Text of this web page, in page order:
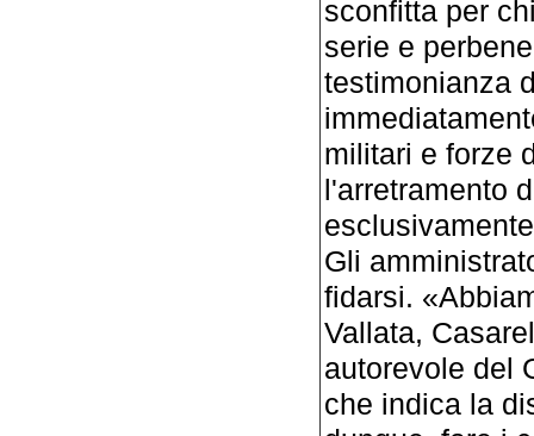
sconfitta per
serie e
testimonianza
militari e forze
l'arretramento
Gli
fidarsi.
Vallata,
autorevole del
che indica la